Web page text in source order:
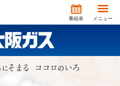
番組表 メニュー